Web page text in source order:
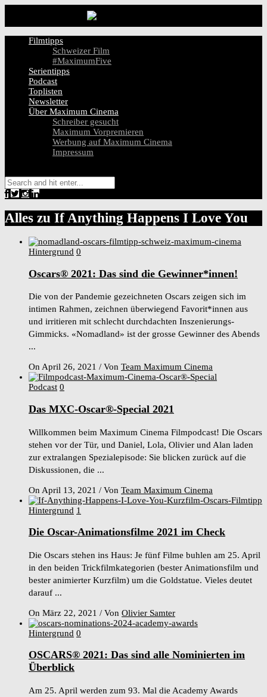
Filmtipps
Schweizer Film
#MaximumFive
Serientipps
Podcast
Toplisten
Newsletter
Über Maximum Cinema
Schreiber gesucht
Maximum Vorpremieren
Werbung auf Maximum Cinema
Impressum
Alles zu If Anything Happens I Love You
Hintergrund 0
Oscars® 2021: Das sind die Gewinner*innen!
Die von der Pandemie gezeichneten Oscars zeigen sich im
intimen Rahmen, zeichnen überwiegend Favorit*innen aus
und irritieren mit schlecht durchdachten Inszenierungs-
Gimmicks. «Nomadland» ist der grosse Gewinner des Abends
...
On April 26, 2021 / Von Team Maximum Cinema
Podcast 0
Das MXC-Oscar®-Special 2021
Willkommen beim Maximum Cinema Filmpodcast! Die Oscars
stehen vor der Tür, und Daniel, Lola, Olivier und Alan laden
zur extralangen Spezialepisode: Sie blicken zurück auf die
Diskussionen, die ...
On April 13, 2021 / Von Team Maximum Cinema
Hintergrund 1
Die Oscar-Animationsfilme 2021 im Check
Die Oscars stehen ins Haus: Je fünf Filme buhlen am 25. April
in den beiden Trickfilmkategorien (bester Animationsfilm und
bester animierter Kurzfilm) um die Goldstatue. Vieles deutet
darauf ...
On März 22, 2021 / Von Olivier Samter
Hintergrund 0
OSCARS® 2021: Das sind alle Nominierten im
Überblick
Am 25. April werden zum 93. Mal die Academy Awards